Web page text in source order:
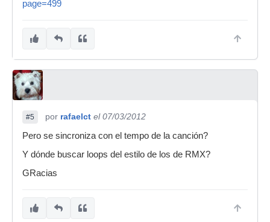
page=499
#5 por rafaelct el 07/03/2012
Pero se sincroniza con el tempo de la canción?
Y dónde buscar loops del estilo de los de RMX?
GRacias